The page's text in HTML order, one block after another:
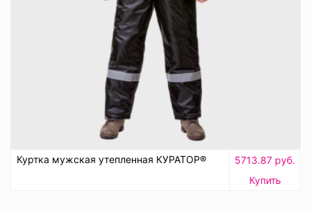
Куртка мужская утепленная КУРАТОР®
5713.87 руб.
Купить